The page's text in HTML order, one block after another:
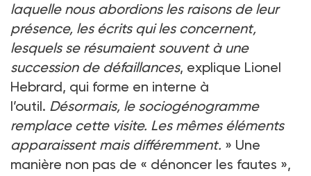
laquelle nous abordions les raisons de leur
présence, les écrits qui les concernent,
lesquels se résumaient souvent à une
succession de défaillances, explique Lionel
Hebrard, qui forme en interne à
l’outil. Désormais, le sociogénogramme
remplace cette visite. Les mêmes éléments
apparaissent mais différemment. » Une
manière non pas de « dénoncer les fautes »,